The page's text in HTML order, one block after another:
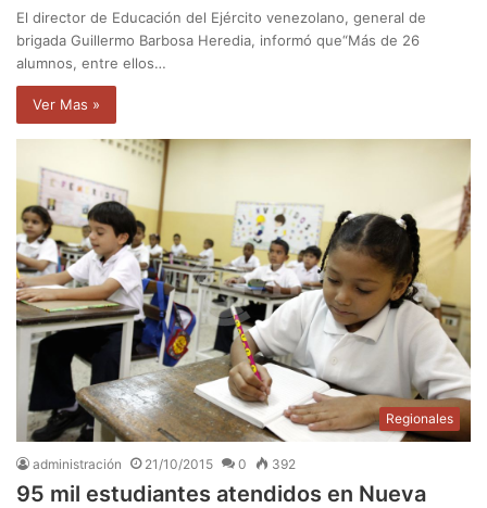
El director de Educación del Ejército venezolano, general de
brigada Guillermo Barbosa Heredia, informó que“Más de 26
alumnos, entre ellos…
Ver Mas »
Regionales
administración 21/10/2015 0 392
95 mil estudiantes atendidos en Nueva